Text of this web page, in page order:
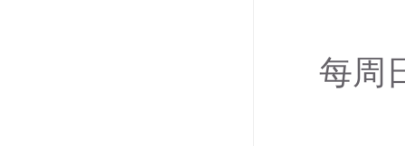
每周